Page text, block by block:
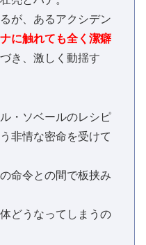
が、あるアクシデン
に触れても全く潔癖
き、激しく動揺す
・ソベールのレシピ
非情な密命を受けて
命令との間で板挟み
どうなってしまうの